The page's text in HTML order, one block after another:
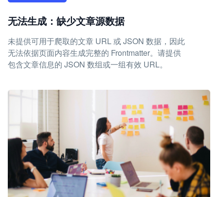
无法生成：缺少文章源数据
未提供可用于爬取的文章 URL 或 JSON 数据，因此
无法依据页面内容生成完整的 Frontmatter。请提供
包含文章信息的 JSON 数组或一组有效 URL。